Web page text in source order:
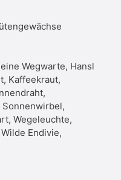
Wegwarte, Hansl
Kaffeekraut,
Wegeleuchte,
Endivie,